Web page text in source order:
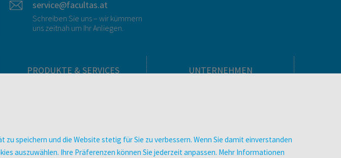
service@facultas.at
Schreiben Sie uns – wir kümmern
uns zeitnah um Ihr Anliegen.
PRODUKTE & SERVICES
Druckerei facultas druckt.
Kopierservice
UNTERNEHMEN
Datenschutz & Cookies
AGB
speichern und die Website stetig für Sie zu verbessern. Wenn Sie damit einverstanden
auszuwählen. Ihre Präferenzen können Sie jederzeit anpassen. Mehr Informationen